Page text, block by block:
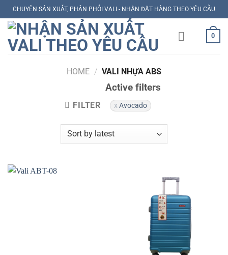
Skip
to
content
CHUYÊN SẢN XUẤT, PHÂN PHỐI VALI - NHẬN ĐẶT HÀNG THEO YÊU CẦU
0
HOME / VALI NHỰA ABS
FILTER
Active filters
Avocado